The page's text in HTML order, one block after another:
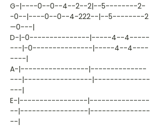
G-|----0--0--4--2--2|--5--------2-
-0--|----0--0--4-222--|--5--------2
—0---|
D-|-0---------------|-----4--4-----
---|-0---------------|-----4--4----
----|
A-|-----------------|--------------
---|-----------------|--------------
---|
E-|-----------------|---------------
--|-----------------|---------------
--|